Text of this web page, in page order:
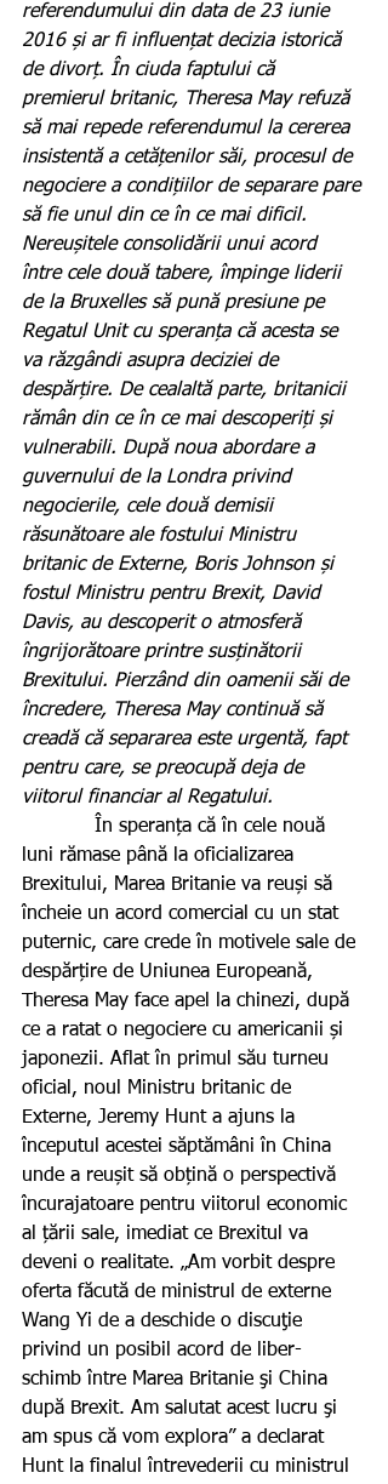
referendumului din data de 23 iunie
2016 și ar fi influențat decizia istorică
de divorț. În ciuda faptului că
premierul britanic, Theresa May refuză
să mai repede referendumul la cererea
insistentă a cetățenilor săi, procesul de
negociere a condițiilor de separare pare
să fie unul din ce în ce mai dificil.
Nereușitele consolidării unui acord
între cele două tabere, împinge liderii
de la Bruxelles să pună presiune pe
Regatul Unit cu speranța că acesta se
va răzgândi asupra deciziei de
despărțire. De cealaltă parte, britanicii
rămân din ce în ce mai descoperiți și
vulnerabili. După noua abordare a
guvernului de la Londra privind
negocierile, cele două demisii
răsunătoare ale fostului Ministru
britanic de Externe, Boris Johnson și
fostul Ministru pentru Brexit, David
Davis, au descoperit o atmosferă
îngrijorătoare printre susținătorii
Brexitului. Pierzând din oamenii săi de
încredere, Theresa May continuă să
creadă că separarea este urgentă, fapt
pentru care, se preocupă deja de
viitorul financiar al Regatului.
luni rămase până la oficializarea
Brexitului, Marea Britanie va reuși să
încheie un acord comercial cu un stat
puternic, care crede în motivele sale de
despărțire de Uniunea Europeană,
Theresa May face apel la chinezi, după
ce a ratat o negociere cu americanii și
japonezii. Aflat în primul său turneu
oficial, noul Ministru britanic de
Externe, Jeremy Hunt a ajuns la
începutul acestei săptămâni în China
unde a reușit să obțină o perspectivă
încurajatoare pentru viitorul economic
al țării sale, imediat ce Brexitul va
deveni o realitate. „Am vorbit despre
oferta făcută de ministrul de externe
Wang Yi de a deschide o discuţie
privind un posibil acord de liber-
schimb între Marea Britanie şi China
după Brexit. Am salutat acest lucru şi
am spus că vom explora” a declarat
Hunt la finalul întrevederii cu ministrul